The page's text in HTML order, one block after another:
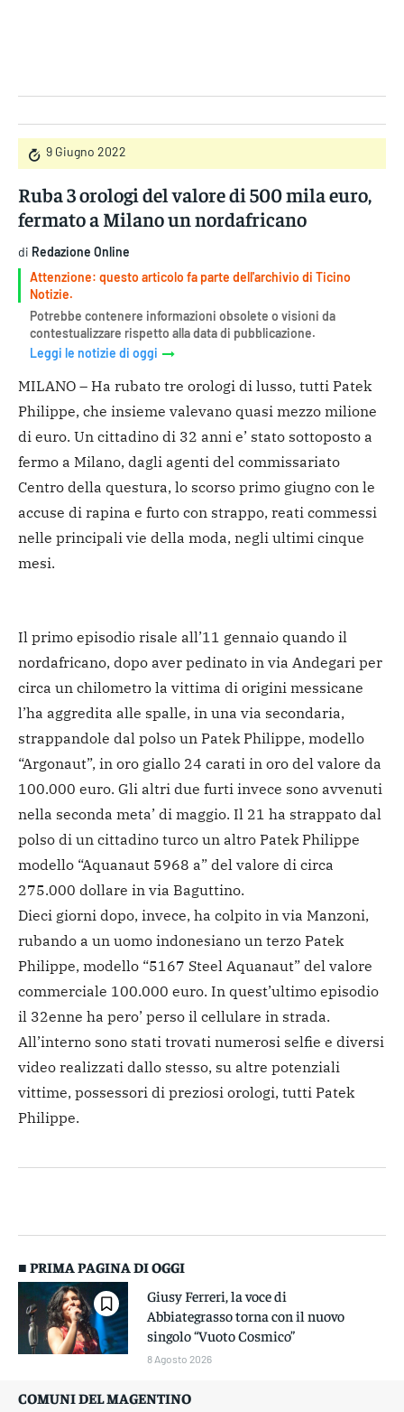
9 Giugno 2022
Ruba 3 orologi del valore di 500 mila euro,
fermato a Milano un nordafricano
di Redazione Online
Attenzione: questo articolo fa parte dell'archivio di Ticino
Notizie.
Potrebbe contenere informazioni obsolete o visioni da
contestualizzare rispetto alla data di pubblicazione.
Leggi le notizie di oggi
MILANO – Ha rubato tre orologi di lusso, tutti Patek
Philippe, che insieme valevano quasi mezzo milione
di euro. Un cittadino di 32 anni e’ stato sottoposto a
fermo a Milano, dagli agenti del commissariato
Centro della questura, lo scorso primo giugno con le
accuse di rapina e furto con strappo, reati commessi
nelle principali vie della moda, negli ultimi cinque
mesi.
Il primo episodio risale all’11 gennaio quando il
nordafricano, dopo aver pedinato in via Andegari per
circa un chilometro la vittima di origini messicane
l’ha aggredita alle spalle, in una via secondaria,
strappandole dal polso un Patek Philippe, modello
“Argonaut”, in oro giallo 24 carati in oro del valore da
100.000 euro. Gli altri due furti invece sono avvenuti
nella seconda meta’ di maggio. Il 21 ha strappato dal
polso di un cittadino turco un altro Patek Philippe
modello “Aquanaut 5968 a” del valore di circa
275.000 dollare in via Baguttino.
Dieci giorni dopo, invece, ha colpito in via Manzoni,
rubando a un uomo indonesiano un terzo Patek
Philippe, modello “5167 Steel Aquanaut” del valore
commerciale 100.000 euro. In quest’ultimo episodio
il 32enne ha pero’ perso il cellulare in strada.
All’interno sono stati trovati numerosi selfie e diversi
video realizzati dallo stesso, su altre potenziali
vittime, possessori di preziosi orologi, tutti Patek
Philippe.
■ PRIMA PAGINA DI OGGI
Giusy Ferreri, la voce di
Abbiategrasso torna con il nuovo
singolo “Vuoto Cosmico”
8 Agosto 2026
COMUNI DEL MAGENTINO